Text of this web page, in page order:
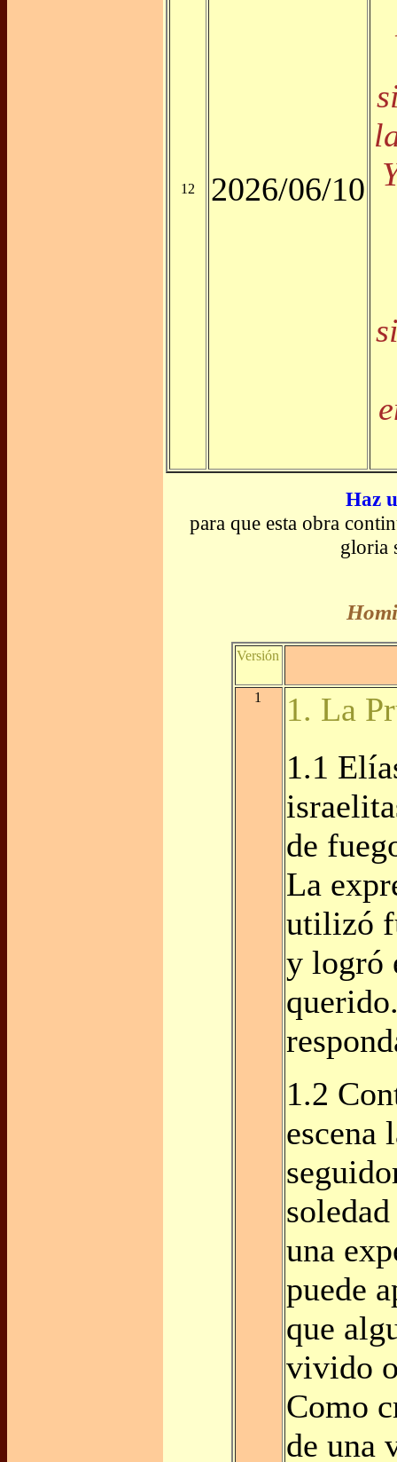
12 2026/06/10
Haz
para que esta obra
gloria
Versión
1
1. La
1.1
de
La
utilizó
y logró
1.2
escena
una
puede
que
vivido
Como
de una